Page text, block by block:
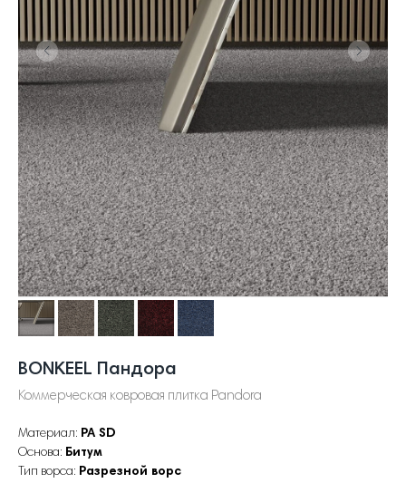
BONKEEL Пандора
Коммерческая ковровая плитка Pandora
Материал: PA SD
Основа: Битум
Тип ворса: Разрезной ворс